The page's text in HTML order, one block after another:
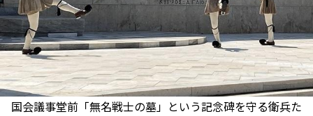
国会議事堂前「無名戦士の墓」という記念碑を守る衛兵た